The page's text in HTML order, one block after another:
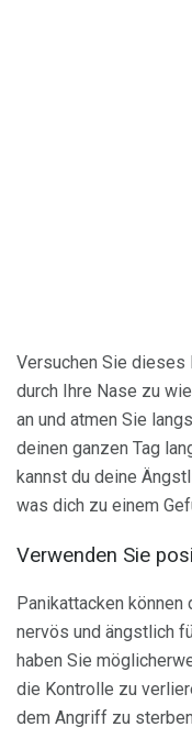
Versuchen Sie dieses
durch Ihre Nase zu
an und atmen Sie
deinen ganzen Tag
kannst du deine
was dich zu einem
Verwenden Sie
Panikattacken
nervös und ängstlich
haben Sie
die Kontrolle zu
dem Angriff zu